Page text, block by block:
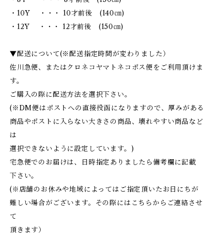
・10Y ・・・ 10才前後 (140㎝)
・12Y ・・・ 12才前後 (150㎝)
▼配送について(※配送指定時間が変わりました）
佐川急便、またはクロネコヤマトネコポス便をご利用頂けま
す。
ご購入の際に配送方法を選択下さい。
(※DM便はポストへの直接投函になりますので、厚みがある
商品やポストに入らない大きさの商品、壊れやすい商品など
は
選択できないように設定しています。)
宅急便でのお届けは、日時指定ありましたら備考欄に記載
下さい。
(※店舗のお休みや地域によってはご指定頂いたお日にちが
難しい場合がございます。その際にはこちらからご連絡させ
て
頂きます）